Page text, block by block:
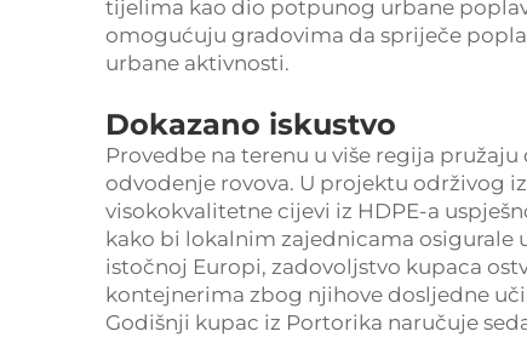
tijelima kao dio potpunog urbane
omogućuju gradovima da spriječe
urbane aktivnosti.
Dokazano iskustvo
Provedbe na terenu u više regija
odvodenje rovova. U projektu održivog
visokokvalitetne cijevi iz HDPE-a
kako bi lokalnim zajednicama
istočnoj Europi, zadovoljstvo kupaca
kontejnerima zbog njihove dosljedne
Godišnji kupac iz Portorika naručuje